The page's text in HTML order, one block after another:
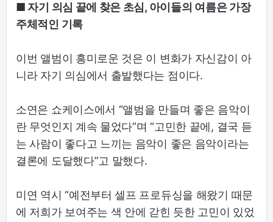
■ 자기 의심 끝에 찾은 초심, 아이들의 여름은 가장
주체적인 기록
이번 앨범이 흥미로운 것은 이 변화가 자신감이 아
니라 자기 의심에서 출발했다는 점이다.
소연은 쇼케이스에서 “앨범을 만들며 좋은 음악이
란 무엇인지 계속 물었다”며 “고민한 끝에, 결국 듣
는 사람이 좋다고 느끼는 음악이 좋은 음악이라는
결론에 도달했다”고 말했다.
미연 역시 “예전부터 셀프 프로듀싱을 해왔기 때문
에 저희가 보여주는 색 안에 갇힌 듯한 고민이 있었